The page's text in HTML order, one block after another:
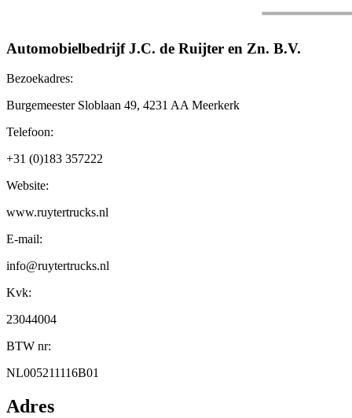
Automobielbedrijf J.C. de Ruijter en Zn. B.V.
Bezoekadres:
Burgemeester Sloblaan 49, 4231 AA Meerkerk
Telefoon:
+31 (0)183 357222
Website:
www.ruytertrucks.nl
E-mail:
info@ruytertrucks.nl
Kvk:
23044004
BTW nr:
NL005211116B01
Adres